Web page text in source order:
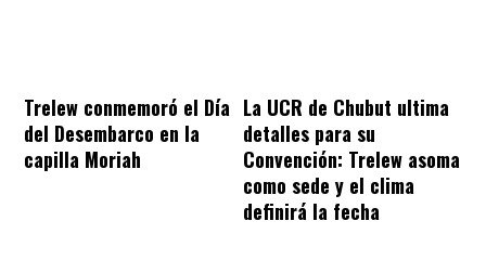
Trelew conmemoró el Día
del Desembarco en la
capilla Moriah
La UCR de Chubut ultima
detalles para su
Convención: Trelew asoma
como sede y el clima
definirá la fecha